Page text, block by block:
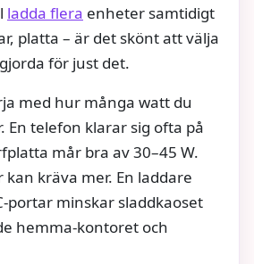
ladda flera enheter samtidigt
platta – är det skönt att välja
för just det.
med hur många watt du
En telefon klarar sig ofta på
mår bra av 30–45 W.
kräva mer. En laddare
portar minskar sladdkaoset
hemma-kontoret och